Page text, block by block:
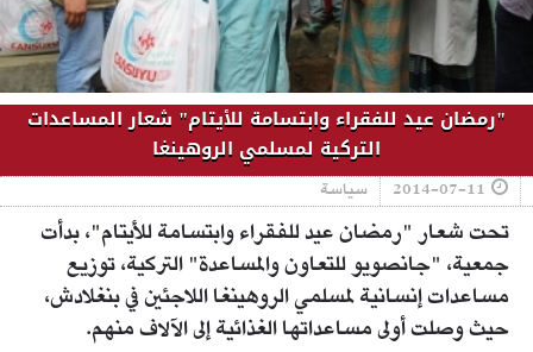
"رمضان عيد للفقراء وابتسامة للأيتام" شعار المساعدات
التركية لمسلمي الروهينغا
2014-07-11 سياسة
تحت شعار "رمضان عيد للفقراء وابتسامة للأيتام"، بدأت
جمعية، "جانصويو للتعاون والمساعدة" التركية، توزيع
مساعدات إنسانية لمسلمي الروهينغا اللاجئين في بنغلادش،
حيث وصلت أولى مساعداتها الغذائية إلى الآلاف منهم.